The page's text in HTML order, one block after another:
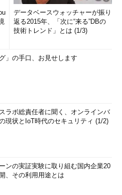
データベースウォッチャーが振り
返る2015年、「次に“来る”DBの
技術トレンド」とは (1/3)
」の手口、お見せします
ラボ総責任者に聞く、オンラインバ
現状とIoT時代のセキュリティ (1/2)
ンの実証実験に取り組む国内企業20
、その利用用途とは